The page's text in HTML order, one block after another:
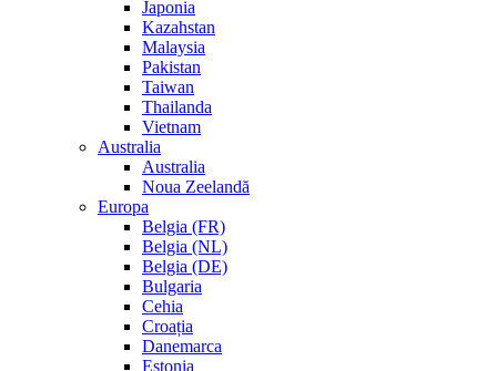
Japonia
Kazahstan
Malaysia
Pakistan
Taiwan
Thailanda
Vietnam
Australia
Australia
Noua Zeelandă
Europa
Belgia (FR)
Belgia (NL)
Belgia (DE)
Bulgaria
Cehia
Croația
Danemarca
Estonia